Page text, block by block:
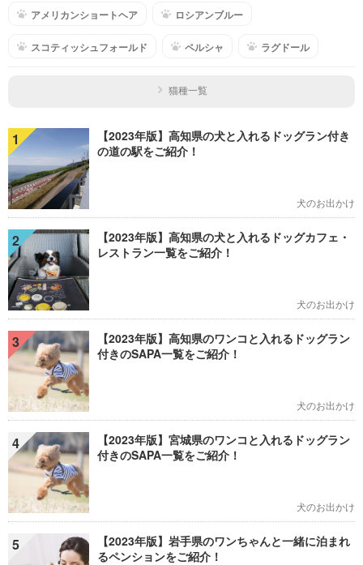
アメリカンショートヘア ロシアンブルー
スコティッシュフォールド ペルシャ ラグドール
猫種一覧
1
【2023年版】高知県の犬と入れるドッグラン付き
の道の駅をご紹介！
犬のお出かけ
2
【2023年版】高知県の犬と入れるドッグカフェ・
レストラン一覧をご紹介！
犬のお出かけ
3
【2023年版】高知県のワンコと入れるドッグラン
付きのSAPA一覧をご紹介！
犬のお出かけ
4
【2023年版】宮城県のワンコと入れるドッグラン
付きのSAPA一覧をご紹介！
犬のお出かけ
5
【2023年版】岩手県のワンちゃんと一緒に泊まれ
るペンションをご紹介！